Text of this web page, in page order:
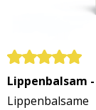
sorgfältig
Verwöhnen Sie
Lippenbalsam
Lippenbalsame